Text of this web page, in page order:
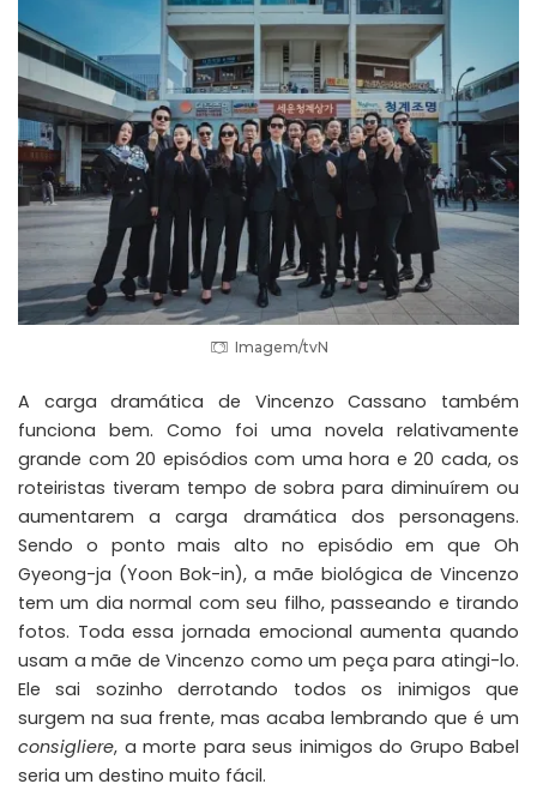
Imagem/tvN
A carga dramática de Vincenzo Cassano também
funciona bem. Como foi uma novela relativamente
grande com 20 episódios com uma hora e 20 cada, os
roteiristas tiveram tempo de sobra para diminuírem ou
aumentarem a carga dramática dos personagens.
Sendo o ponto mais alto no episódio em que Oh
Gyeong-ja (Yoon Bok-in), a mãe biológica de Vincenzo
tem um dia normal com seu filho, passeando e tirando
fotos. Toda essa jornada emocional aumenta quando
usam a mãe de Vincenzo como um peça para atingi-lo.
Ele sai sozinho derrotando todos os inimigos que
surgem na sua frente, mas acaba lembrando que é um
consigliere, a morte para seus inimigos do Grupo Babel
seria um destino muito fácil.